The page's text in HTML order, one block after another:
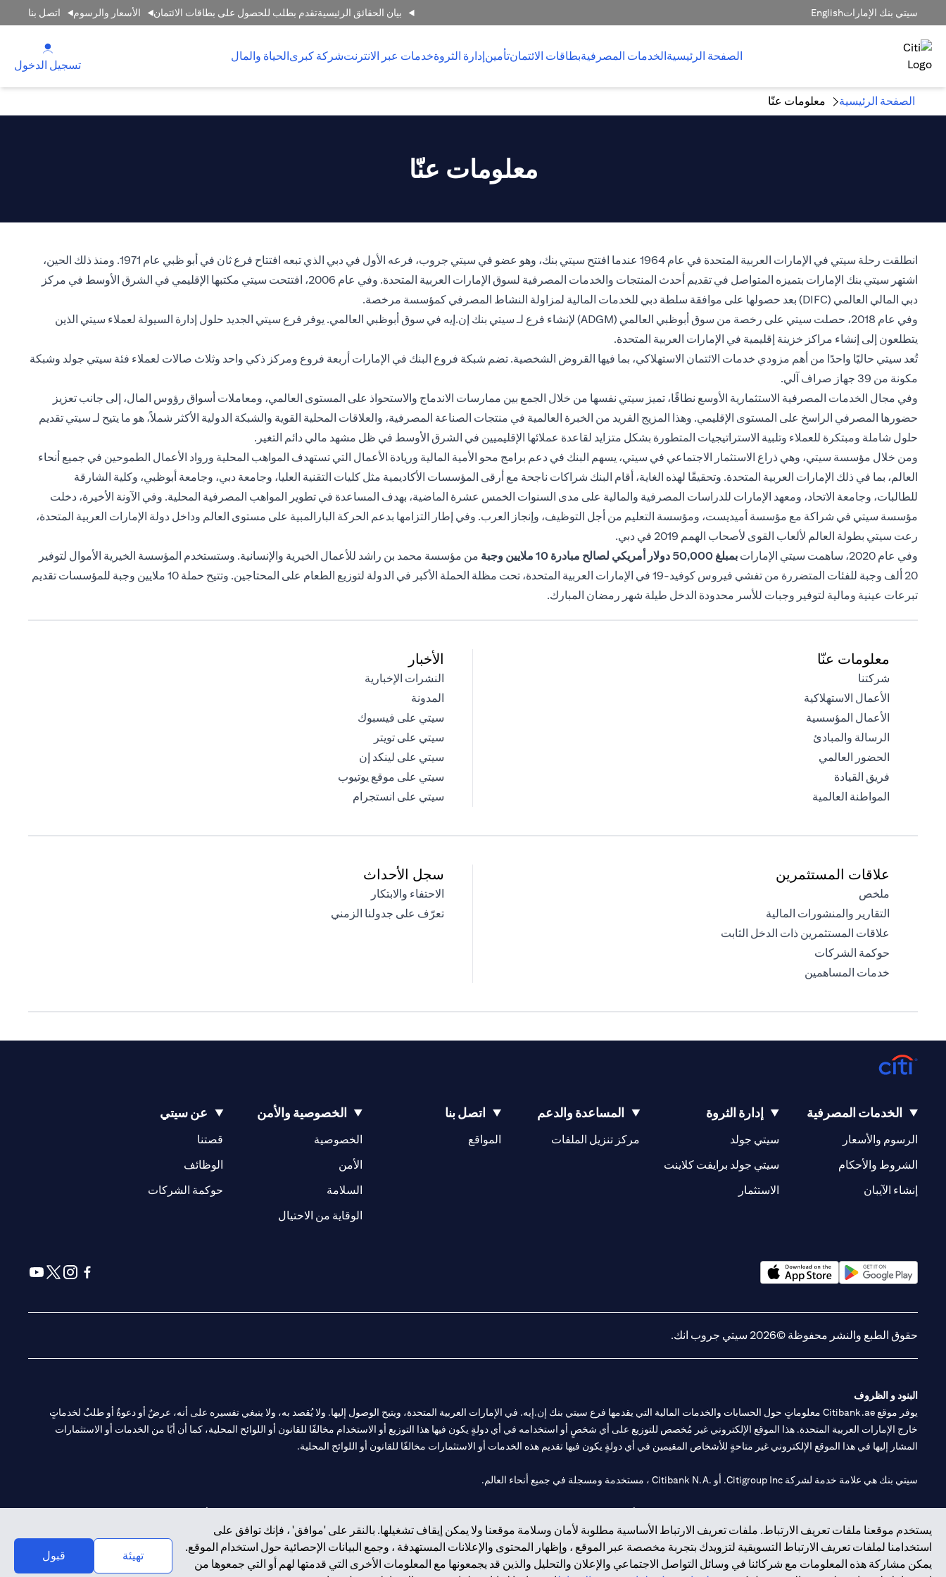
سيتي بنك الإماراتEnglish بيان الحقائق الرئيسيةتقدم بطلب للحصول على بطاقات الائتمان الأسعار والرسوم اتصل بنا
الصفحة الرئيسيةالخدمات المصرفيةبطاقات الائتمانتأمينإدارة الثروةخدمات عبر الانترنتشركة كبرىالحياة والمال
تسجيل الدخول
الصفحة الرئيسية معلومات عنّا
معلومات عنّا
انطلقت رحلة سيتي في الإمارات العربية المتحدة في عام 1964 عندما افتتح سيتي بنك، وهو عضو في سيتي جروب، فرعه الأول في دبي الذي تبعه افتتاح فرع ثان في أبو ظبي عام 1971. ومنذ ذلك الحين،
اشتهر سيتي بنك الإمارات بتميزه المتواصل في تقديم أحدث المنتجات والخدمات المصرفية لسوق الإمارات العربية المتحدة. وفي عام 2006، افتتحت سيتي مكتبها الإقليمي في الشرق الأوسط في مركز
دبي المالي العالمي (DIFC) بعد حصولها على موافقة سلطة دبي للخدمات المالية لمزاولة النشاط المصرفي كمؤسسة مرخصة.
وفي عام 2018، حصلت سيتي على رخصة من سوق أبوظبي العالمي (ADGM) لإنشاء فرع لـ سيتي بنك إن.إيه في سوق أبوظبي العالمي. يوفر فرع سيتي الجديد حلول إدارة السيولة لعملاء سيتي الذين
يتطلعون إلى إنشاء مراكز خزينة إقليمية في الإمارات العربية المتحدة.
تُعد سيتي حاليًا واحدًا من أهم مزودي خدمات الائتمان الاستهلاكي، بما فيها القروض الشخصية. تضم شبكة فروع البنك في الإمارات أربعة فروع ومركز ذكي واحد وثلاث صالات لعملاء فئة سيتي جولد وشبكة
مكونة من 39 جهاز صراف آلي.
وفي مجال الخدمات المصرفية الاستثمارية الأوسع نطاقًا، تميز سيتي نفسها من خلال الجمع بين ممارسات الاندماج والاستحواذ على المستوى العالمي، ومعاملات أسواق رؤوس المال، إلى جانب تعزيز
حضورها المصرفي الراسخ على المستوى الإقليمي. وهذا المزيج الفريد من الخبرة العالمية في منتجات الصناعة المصرفية، والعلاقات المحلية القوية والشبكة الدولية الأكثر شملاً، هو ما يتيح لـ سيتي تقديم
حلول شاملة ومبتكرة للعملاء وتلبية الاستراتيجيات المتطورة بشكل متزايد لقاعدة عملائها الإقليميين في الشرق الأوسط في ظل مشهد مالي دائم التغير.
ومن خلال مؤسسة سيتي، وهي ذراع الاستثمار الاجتماعي في سيتي، يسهم البنك في دعم برامج محو الأمية المالية وريادة الأعمال التي تستهدف المواهب المحلية ورواد الأعمال الطموحين في جميع أنحاء
العالم، بما في ذلك الإمارات العربية المتحدة. وتحقيقًا لهذه الغاية، أقام البنك شراكات ناجحة مع أرقى المؤسسات الأكاديمية مثل كليات التقنية العليا، وجامعة دبي، وجامعة أبوظبي، وكلية الشارقة
للطالبات، وجامعة الاتحاد، ومعهد الإمارات للدراسات المصرفية والمالية على مدى السنوات الخمس عشرة الماضية، بهدف المساعدة في تطوير المواهب المصرفية المحلية. وفي الآونة الأخيرة، دخلت
مؤسسة سيتي في شراكة مع مؤسسة أميديست، ومؤسسة التعليم من أجل التوظيف، وإنجاز العرب. وفي إطار التزامها بدعم الحركة البارالمبية على مستوى العالم وداخل دولة الإمارات العربية المتحدة،
رعت سيتي بطولة العالم لألعاب القوى لأصحاب الهمم 2019 في دبي.
وفي عام 2020، ساهمت سيتي الإمارات
بمبلغ 50,000 دولار أمريكي لصالح مبادرة 10 ملايين وجبة
من مؤسسة محمد بن راشد للأعمال الخيرية والإنسانية. وستستخدم المؤسسة الخيرية الأموال لتوفير
20 ألف وجبة للفئات المتضررة من تفشي فيروس كوفيد-19 في الإمارات العربية المتحدة، تحت مظلة الحملة الأكبر في الدولة لتوزيع الطعام على المحتاجين. وتتيح حملة 10 ملايين وجبة للمؤسسات تقديم
تبرعات عينية ومالية لتوفير وجبات للأسر محدودة الدخل طيلة شهر رمضان المبارك.
معلومات عنّا
شركتنا
الأعمال الاستهلاكية
الأعمال المؤسسية
الرسالة والمبادئ
الحضور العالمي
فريق القيادة
المواطنة العالمية
الأخبار
النشرات الإخبارية
المدونة
سيتي على فيسبوك
سيتي على تويتر
سيتي على لينكد إن
سيتي على موقع يوتيوب
سيتي على انستجرام
علاقات المستثمرين
ملخص
التقارير والمنشورات المالية
علاقات المستثمرين ذات الدخل الثابت
حوكمة الشركات
خدمات المساهمين
سجل الأحداث
الاحتفاء والابتكار
تعرّف على جدولنا الزمني
يستخدم موقعنا ملفات تعريف الارتباط. ملفات تعريف الارتباط الأساسية مطلوبة لأمان وسلامة موقعنا ولا يمكن إيقاف تشغيلها. بالنقر على 'موافق' ، فإنك توافق على
استخدامنا لملفات تعريف الارتباط التسويقية لتزويدك بتجربة مخصصة عبر الموقع ، وإظهار المحتوى والإعلانات المستهدفة ، وجمع البيانات الإحصائية حول استخدام الموقع.
يمكن مشاركة هذه المعلومات مع شركائنا في وسائل التواصل الاجتماعي والإعلان والتحليل والذين قد يجمعونها مع المعلومات الأخرى التي قدمتها لهم أو التي جمعوها من
تهيئة قبول
الخدمات المصرفية
الرسوم والأسعار
الشروط والأحكام
إنشاء الآيبان
إدارة الثروة
سيتي جولد
سيتي جولد برايفت كلاينت
الاستثمار
المساعدة والدعم
مركز تنزيل الملفات
اتصل بنا
المواقع
(opens in a new tab)
الخصوصية والأمن
الخصوصية
الأمن
السلامة
الوقاية من الاحتيال
عن سيتي
قصتنا
(opens in a new tab)
الوظائف
(opens in a new tab)
حوكمة الشركات
(opens in a new tab)
حقوق الطبع والنشر محفوظة ©2026 سيتي جروب انك.
البنود و الظروف
يوفر موقع Citibank.ae معلوماتٍ حول الحسابات والخدمات المالية التي يقدمها فرع سيتي بنك إن.إيه. في الإمارات العربية المتحدة، ويتيح الوصول إليها. ولا يُقصد به، ولا ينبغي تفسيره على أنه، عرضٌ أو دعوةٌ أو طلبٌ لخدماتٍ
خارج الإمارات العربية المتحدة. هذا الموقع الإلكتروني غير مُخصص للتوزيع على أي شخصٍ أو استخدامه في أي دولةٍ يكون فيها هذا التوزيع أو الاستخدام مخالفًا للقانون أو اللوائح المحلية، كما أن أيًا من الخدمات أو الاستثمارات
المشار إليها في هذا الموقع الإلكتروني غير متاحةٍ للأشخاص المقيمين في أي دولةٍ يكون فيها تقديم هذه الخدمات أو الاستثمارات مخالفًا للقانون أو اللوائح المحلية.
سيتي بنك هي علامة خدمة لشركة Citigroup Inc. أو .Citibank N.A ، مستخدمة ومسجلة في جميع أنحاء العالم.
فرع سيتي بنك إن إيه - الإمارات العربية المتحدة مرخص من مصرف الإمارات العربية المتحدة المركزي كفرع لبنك أجنبي.
وسيط تداول في الأسواق الدولية بموجب ترخيص رقم 20200000198 ج) إدارة المحافظ بموجب ترخيص رقم 20200000240 د) الحفظ بموجب ترخيص رقم 602003.